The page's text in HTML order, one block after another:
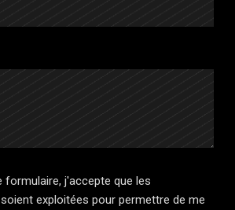
formulaire, j'accepte que les
exploitées pour permettre de me